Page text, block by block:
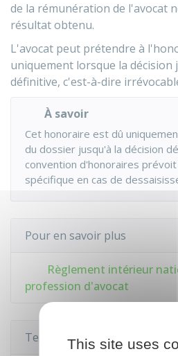
de la rémunération de l'avocat
résultat obtenu.
L'avocat peut prétendre à
uniquement lorsque la décision
définitive, c'est-à-dire
À savoir
Cet honoraire est dû
du dossier jusqu'à la décision
convention d'honoraires
spécifique en cas de
Pour en savoir plus
Règlement intérieur
profession d'avocat
Textes de référence
This site uses